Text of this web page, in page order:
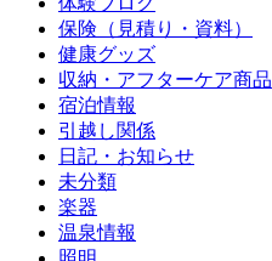
保険（見積り・資料）
健康グッズ
収納・アフターケア商品
宿泊情報
引越し関係
日記・お知らせ
未分類
楽器
温泉情報